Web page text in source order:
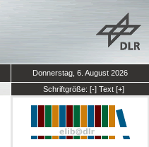
Donnerstag, 6. August 2026
Schriftgröße: [-] Text [+]